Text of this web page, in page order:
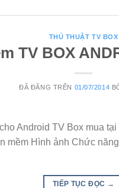
THỦ THUẬT TV BOX
TV BOX
ĐÃ ĐĂNG TRÊN 01/07/2014
Android TV Box mua
mềm Hình ảnh Chức
TIẾP TỤC ĐỌC →